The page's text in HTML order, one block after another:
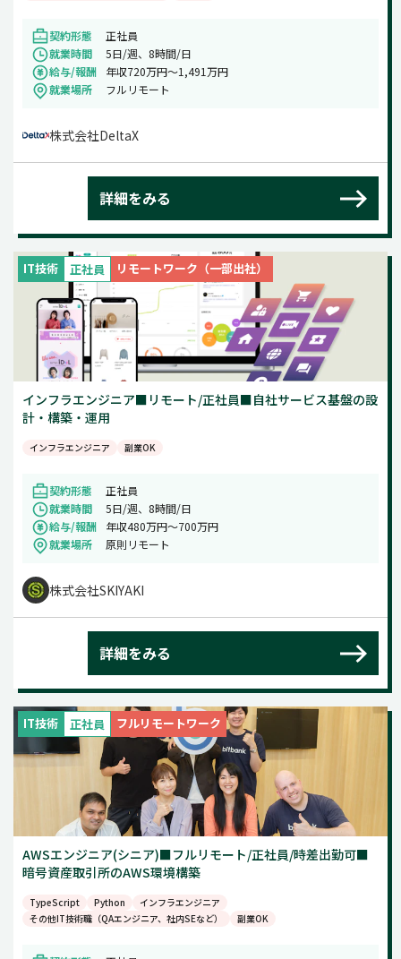
契約形態
正社員
就業時間
5日/週、8時間/日
給与/報酬
年収720万円〜1,491万円
就業場所
フルリモート
株式会社DeltaX
詳細をみる
IT技術 正社員 リモートワーク（一部出社）
インフラエンジニア■リモート/正社員■自社サービス基盤の設
計・構築・運用
インフラエンジニア 副業OK
契約形態
正社員
就業時間
5日/週、8時間/日
給与/報酬
年収480万円～700万円
就業場所
原則リモート
株式会社SKIYAKI
詳細をみる
IT技術 正社員 フルリモートワーク
AWSエンジニア(シニア)■フルリモート/正社員/時差出勤可■
暗号資産取引所のAWS環境構築
TypeScript Python
インフラエンジニア
その他IT技術職（QAエンジニア、社内SEなど）
副業OK